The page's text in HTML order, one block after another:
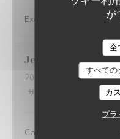
が
全
すべての
カ
プラ
Excellent restaurant
Jean-Marc J
2026-07-07
- 12:30 - ゲ
サービス
:4/5
Carte et service de
POUR